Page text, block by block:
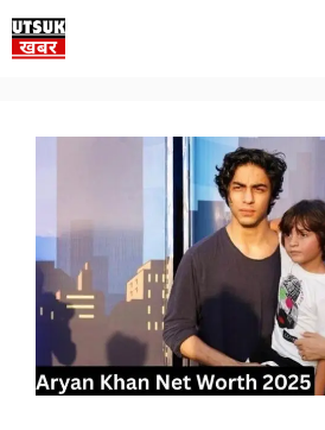
Skip
to